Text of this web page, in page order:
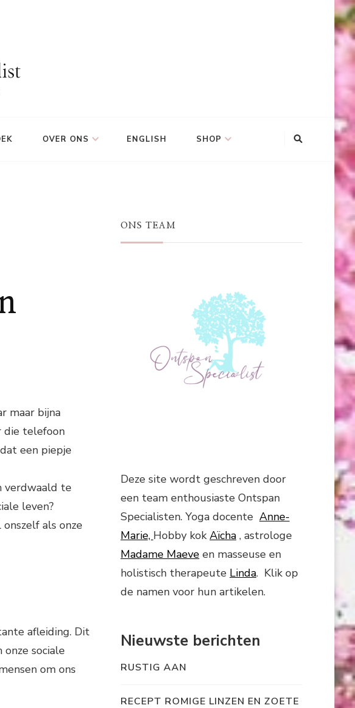
OVER ONS ENGLISH SHOP
maar bijna
die telefoon
een piepje
verdwaald te
leven?
als onze
afleiding. Dit
sociale
om ons
ONS TEAM
Deze site wordt geschreven door
een team enthousiaste Ontspan
Specialisten. Yoga docente Anne-
Marie, Hobby kok Aïcha, astrologe
Madame Maeveen masseuse en
holistisch therapeute Linda. Klik op
de namen voor hun artikelen.
Nieuwste berichten
RUSTIG AAN
RECEPT ROMIGE LINZEN EN ZOETE